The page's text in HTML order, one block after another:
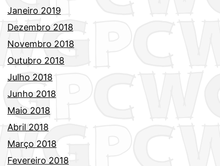
Janeiro 2019
Dezembro 2018
Novembro 2018
Outubro 2018
Julho 2018
Junho 2018
Maio 2018
Abril 2018
Março 2018
Fevereiro 2018